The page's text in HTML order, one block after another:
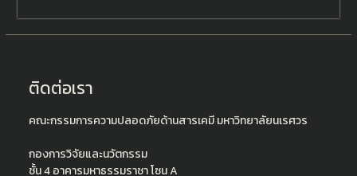
ติดต่อเรา
คณะกรรมการความปลอดภัยด้านสารเคมี มหาวิทยาลัยนเรศวร
กองการวิจัยและนวัตกรรม
ชั้น 4 อาคารมหาธรรมราชา โซน A